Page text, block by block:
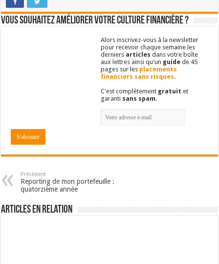
Vous souhaitez améliorer votre culture financière ?
Alors inscrivez-vous à la newsletter
pour recevoir chaque semaine les
derniers articles dans votre boîte
aux lettres ainsi qu'un guide de 45
pages sur les placements
financiers sans risques.
C'est complètement gratuit et
garanti sans spam.
Précédent
Reporting de mon portefeuille :
quatorzième année
Articles en relation